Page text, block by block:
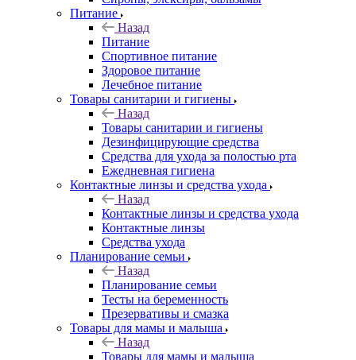
Питание
Назад
Питание
Спортивное питание
Здоровое питание
Лечебное питание
Товары санитарии и гигиены
Назад
Товары санитарии и гигиены
Дезинфицирующие средства
Средства для ухода за полостью рта
Ежедневная гигиена
Контактные линзы и средства ухода
Назад
Контактные линзы и средства ухода
Контактные линзы
Средства ухода
Планирование семьи
Назад
Планирование семьи
Тесты на беременность
Презервативы и смазка
Товары для мамы и малыша
Назад
Товары для мамы и малыша